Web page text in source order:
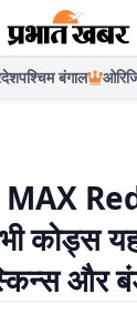
पश्चिम बंगाल
कोड्स
और